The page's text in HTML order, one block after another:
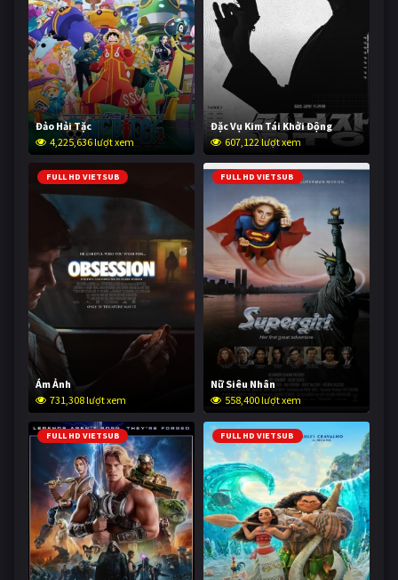
Đảo Hải Tặc
4,225,636 lượt xem
Đặc Vụ Kim Tái Khởi Động
607,122 lượt xem
FULL HD VIETSUB
Ám Ảnh
731,308 lượt xem
FULL HD VIETSUB
Nữ Siêu Nhân
558,400 lượt xem
FULL HD VIETSUB FULL HD VIETSUB